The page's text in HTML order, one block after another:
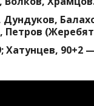
Дундуков,
Хатунцев, 90+2